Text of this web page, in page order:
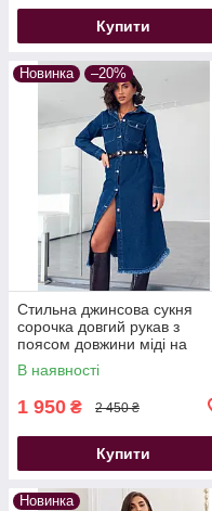
Купити
Новинка –20%
Стильна джинсова сукня
сорочка довгий рукав з
поясом довжини міді на
гудзики синя
В наявності
1 950 ₴ 2 450 ₴
Купити
Новинка